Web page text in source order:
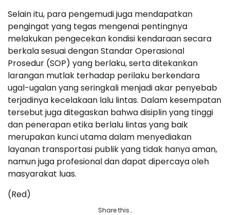
Selain itu, para pengemudi juga mendapatkan
pengingat yang tegas mengenai pentingnya
melakukan pengecekan kondisi kendaraan secara
berkala sesuai dengan Standar Operasional
Prosedur (SOP) yang berlaku, serta ditekankan
larangan mutlak terhadap perilaku berkendara
ugal-ugalan yang seringkali menjadi akar penyebab
terjadinya kecelakaan lalu lintas. Dalam kesempatan
tersebut juga ditegaskan bahwa disiplin yang tinggi
dan penerapan etika berlalu lintas yang baik
merupakan kunci utama dalam menyediakan
layanan transportasi publik yang tidak hanya aman,
namun juga profesional dan dapat dipercaya oleh
masyarakat luas.
(Red)
Share this…